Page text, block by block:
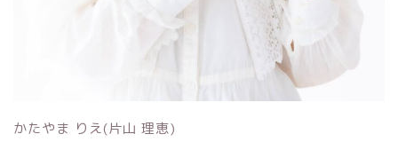
かたやま りえ(片山 理恵)